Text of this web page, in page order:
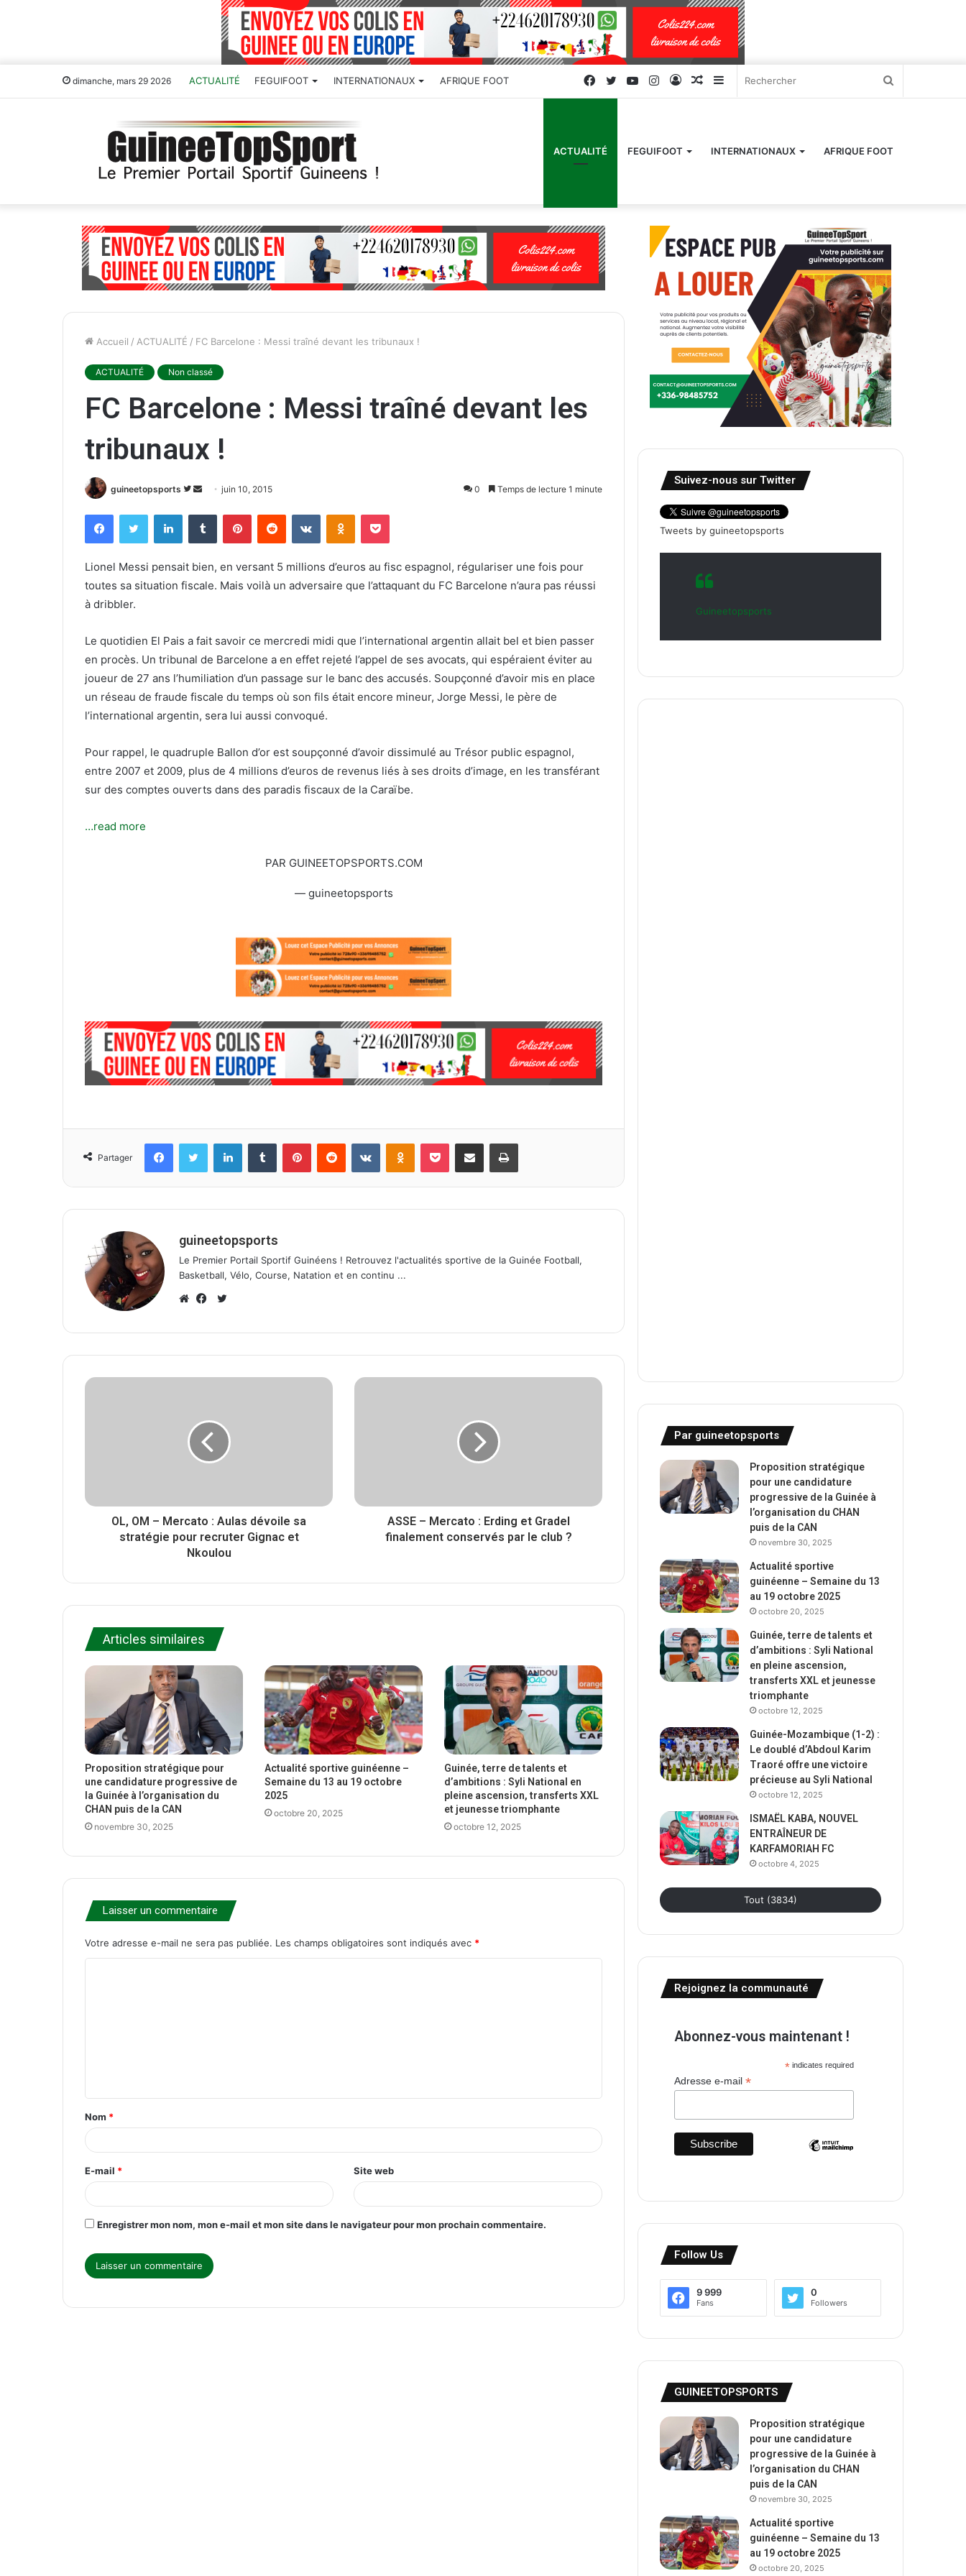
dimanche, mars 29 2026 ACTUALITÉ FEGUIFOOT INTERNATIONAUX AFRIQUE FOOT Sidebar
latérale)
Article
Connexion
Instagram
YouTube
Twitter
Facebook
ACTUALITÉ FEGUIFOOT INTERNATIONAUX AFRIQUE FOOT
Accueil / ACTUALITÉ / FC Barcelone : Messi traîné devant les tribunaux !
ACTUALITÉ Non classé
FC Barcelone : Messi traîné devant les
tribunaux !
guineetopsports
S
v
s
T
w
i
t
t
r
v
o
r
c
o
u
r
e
juin 10, 2015 0 Temps de lecture 1 minute
Lionel Messi pensait bien, en versant 5 millions d’euros au fisc espagnol, régulariser une fois pour
toutes sa situation fiscale. Mais voilà un adversaire que l’attaquant du FC Barcelone n’aura pas réussi
à dribbler.
Le quotidien El Pais a fait savoir ce mercredi midi que l’international argentin allait bel et bien passer
en procès. Un tribunal de Barcelone a en effet rejeté l’appel de ses avocats, qui espéraient éviter au
joueur de 27 ans l’humiliation d’un passage sur le banc des accusés. Soupçonné d’avoir mis en place
un réseau de fraude fiscale du temps où son fils était encore mineur, Jorge Messi, le père de
l’international argentin, sera lui aussi convoqué.
Pour rappel, le quadruple Ballon d’or est soupçonné d’avoir dissimulé au Trésor public espagnol,
entre 2007 et 2009, plus de 4 millions d’euros de revenus liés à ses droits d’image, en les transférant
sur des comptes ouverts dans des paradis fiscaux de la Caraïbe.
…read more
PAR GUINEETOPSPORTS.COM
— guineetopsports
Partager
guineetopsports
Le Premier Portail Sportif Guinéens ! Retrouvez l'actualités sportive de la Guinée Football,
Basketball, Vélo, Course, Natation et en continu ...
e
a
o
k
i
OL, OM – Mercato : Aulas dévoile sa
stratégie pour recruter Gignac et
Nkoulou
ASSE – Mercato : Erding et Gradel
finalement conservés par le club ?
Articles similaires
Proposition stratégique pour
une candidature progressive de
la Guinée à l’organisation du
CHAN puis de la CAN
novembre 30, 2025
Actualité sportive guinéenne –
Semaine du 13 au 19 octobre
2025
octobre 20, 2025
Guinée, terre de talents et
d’ambitions : Syli National en
pleine ascension, transferts XXL
et jeunesse triomphante
octobre 12, 2025
Laisser un commentaire
Votre adresse e-mail ne sera pas publiée. Les champs obligatoires sont indiqués avec *
t
a
e
*
Nom *
E-mail * Site web
Enregistrer mon nom, mon e-mail et mon site dans le navigateur pour mon prochain commentaire.
Suivez-nous sur Twitter
Tweets by guineetopsports
Guineetopsports
Par guineetopsports
Proposition stratégique
pour une candidature
progressive de la Guinée à
l’organisation du CHAN
puis de la CAN
novembre 30, 2025
Actualité sportive
guinéenne – Semaine du 13
au 19 octobre 2025
octobre 20, 2025
Guinée, terre de talents et
d’ambitions : Syli National
en pleine ascension,
transferts XXL et jeunesse
triomphante
octobre 12, 2025
Guinée-Mozambique (1-2) :
Le doublé d’Abdoul Karim
Traoré offre une victoire
précieuse au Syli National
octobre 12, 2025
ISMAËL KABA, NOUVEL
ENTRAÎNEUR DE
KARFAMORIAH FC
octobre 4, 2025
Tout (3834)
Rejoignez la communauté
Abonnez-vous maintenant !
*indicates required
Adresse e-mail*
Follow Us
9 999
Fans
0
Followers
GUINEETOPSPORTS
Proposition stratégique
pour une candidature
progressive de la Guinée à
l’organisation du CHAN
puis de la CAN
novembre 30, 2025
Actualité sportive
guinéenne – Semaine du 13
au 19 octobre 2025
octobre 20, 2025